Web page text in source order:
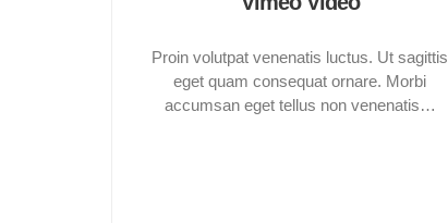
Proin volutpat venenatis luctus. Ut sagittis
eget quam consequat ornare. Morbi
accumsan eget tellus non venenatis…